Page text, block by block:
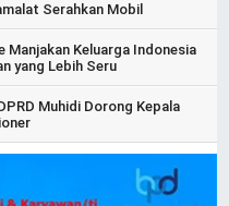
Serahkan Mobil
Manjakan Keluarga Indonesia
yang Lebih Seru
Muhidi Dorong Kepala